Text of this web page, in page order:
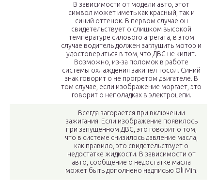
В зависимости от модели авто, этот
символ может иметь как красный, так и
синий оттенок. В первом случае он
свидетельствует о слишком высокой
температуре силового агрегата, в этом
случае водитель должен заглушить мотор и
удостовериться в том, что ДВС не кипит.
Возможно, из-за поломок в работе
системы охлаждения закипел тосол. Синий
знак говорит о не прогретом двигателе. В
том случае, если изображение моргает, это
говорит о неполадках в электроцепи.
Всегда загорается при включении
зажигания. Если изображение появилось
при запущенном ДВС, это говорит о том,
что в системе снизилось давление масла,
как правило, это свидетельствует о
недостатке жидкости. В зависимости от
авто, сообщение о недостатке масла
может быть дополнено надписью Oli Min.